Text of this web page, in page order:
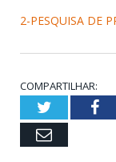
2-PESQUISA DE
COMPARTILHAR:
Twitter
Email